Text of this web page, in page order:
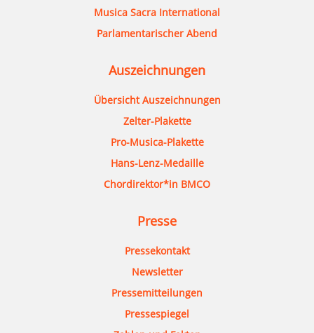
Musica Sacra International
Parlamentarischer Abend
Auszeichnungen
Übersicht Auszeichnungen
Zelter-Plakette
Pro-Musica-Plakette
Hans-Lenz-Medaille
Chordirektor*in BMCO
Presse
Pressekontakt
Newsletter
Pressemitteilungen
Pressespiegel